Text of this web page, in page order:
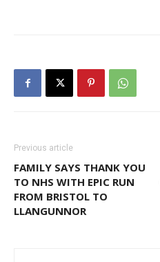
Previous article
FAMILY SAYS THANK YOU
TO NHS WITH EPIC RUN
FROM BRISTOL TO
LLANGUNNOR